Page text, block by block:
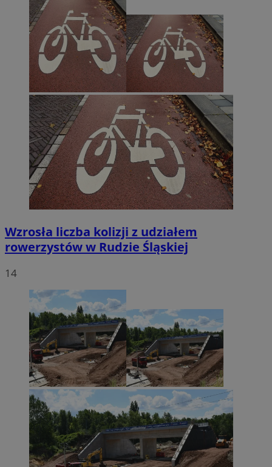
Wzrosła liczba kolizji z udziałem
rowerzystów w Rudzie Śląskiej
14